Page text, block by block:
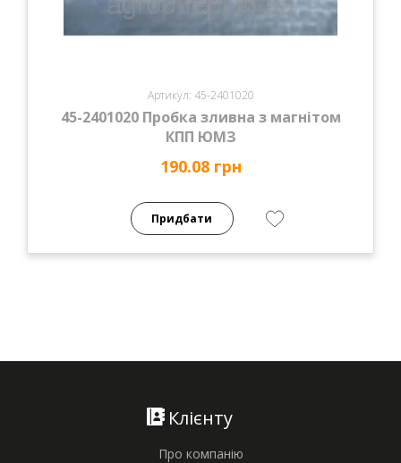
Артикул: 45-2401020
45-2401020 Пробка зливна з магнітом
КПП ЮМЗ
190.08 грн
Придбати
Клієнту
Про компанію